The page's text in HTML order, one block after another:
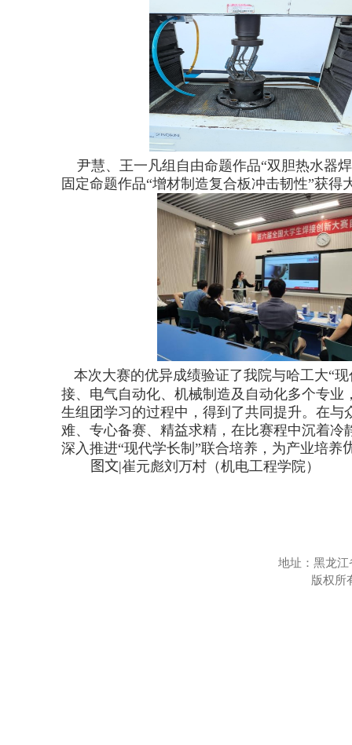
尹慧、王一凡组自由命题作品“双胆热水器
固定命题作品“增材制造复合板冲击韧性”获得
本次大赛的优异成绩验证了我院与哈工大“
接、电气自动化、机械制造及自动化多个专
生组团学习的过程中，得到了共同提升。在与
难、专心备赛、精益求精，在比赛程中沉着冷
深入推进“现代学长制”联合培养，为产业培养
图文|崔元彪刘万村（机电工程学院）
地址：黑龙
版权所